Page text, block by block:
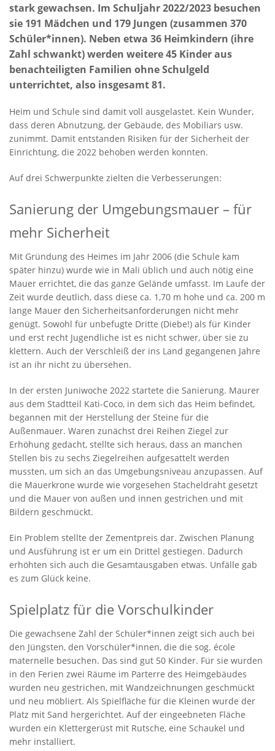
stark gewachsen. Im Schuljahr 2022/2023 besuchen
sie 191 Mädchen und 179 Jungen (zusammen 370
Schüler*innen). Neben etwa 36 Heimkindern (ihre
Zahl schwankt) werden weitere 45 Kinder aus
benachteiligten Familien ohne Schulgeld
unterrichtet, also insgesamt 81.
Heim und Schule sind damit voll ausgelastet. Kein Wunder,
dass deren Abnutzung, der Gebäude, des Mobiliars usw.
zunimmt. Damit entstanden Risiken für der Sicherheit der
Einrichtung, die 2022 behoben werden konnten.
Auf drei Schwerpunkte zielten die Verbesserungen:
Sanierung der Umgebungsmauer – für
mehr Sicherheit
Mit Gründung des Heimes im Jahr 2006 (die Schule kam
später hinzu) wurde wie in Mali üblich und auch nötig eine
Mauer errichtet, die das ganze Gelände umfasst. Im Laufe der
Zeit wurde deutlich, dass diese ca. 1,70 m hohe und ca. 200 m
lange Mauer den Sicherheitsanforderungen nicht mehr
genügt. Sowohl für unbefugte Dritte (Diebe!) als für Kinder
und erst recht Jugendliche ist es nicht schwer, über sie zu
klettern. Auch der Verschleiß der ins Land gegangenen Jahre
ist an ihr nicht zu übersehen.
In der ersten Juniwoche 2022 startete die Sanierung. Maurer
aus dem Stadtteil Kati-Coco, in dem sich das Heim befindet,
begannen mit der Herstellung der Steine für die
Außenmauer. Waren zunächst drei Reihen Ziegel zur
Erhöhung gedacht, stellte sich heraus, dass an manchen
Stellen bis zu sechs Ziegelreihen aufgesattelt werden
mussten, um sich an das Umgebungsniveau anzupassen. Auf
die Mauerkrone wurde wie vorgesehen Stacheldraht gesetzt
und die Mauer von außen und innen gestrichen und mit
Bildern geschmückt.
Ein Problem stellte der Zementpreis dar. Zwischen Planung
und Ausführung ist er um ein Drittel gestiegen. Dadurch
erhöhten sich auch die Gesamtausgaben etwas. Unfälle gab
es zum Glück keine.
Spielplatz für die Vorschulkinder
Die gewachsene Zahl der Schüler*innen zeigt sich auch bei
den Jüngsten, den Vorschüler*innen, die die sog. école
maternelle besuchen. Das sind gut 50 Kinder. Für sie wurden
in den Ferien zwei Räume im Parterre des Heimgebäudes
wurden neu gestrichen, mit Wandzeichnungen geschmückt
und neu möbliert. Als Spielfläche für die Kleinen wurde der
Platz mit Sand hergerichtet. Auf der eingeebneten Fläche
wurden ein Klettergerüst mit Rutsche, eine Schaukel und
mehr installiert.